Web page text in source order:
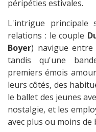
péripéties estivales.
L'intrigue principale
relations : le couple
Boyer) navigue
tandis qu'une
premiers émois
leurs côtés, des
le ballet des jeunes
nostalgie, et les
avec plus ou moins